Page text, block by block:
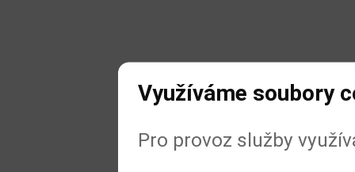
Využíváme soubory
Pro provoz služby